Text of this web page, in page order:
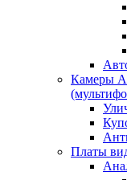
Камеры
Платы